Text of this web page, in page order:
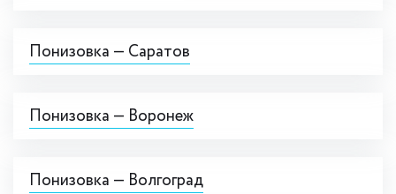
Понизовка — Саратов
Понизовка — Воронеж
Понизовка — Волгоград